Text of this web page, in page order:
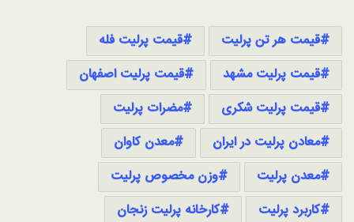
قیمت هر تن پرلیت
قیمت پرلیت فله
قیمت پرلیت مشهد
قیمت پرلیت اصفهان
قیمت پرلیت شکری
مضرات پرلیت
معادن پرلیت در ایران
معدن کاوان
معدن پرلیت
وزن مخصوص پرلیت
کاربرد پرلیت
کارخانه پرلیت زنجان